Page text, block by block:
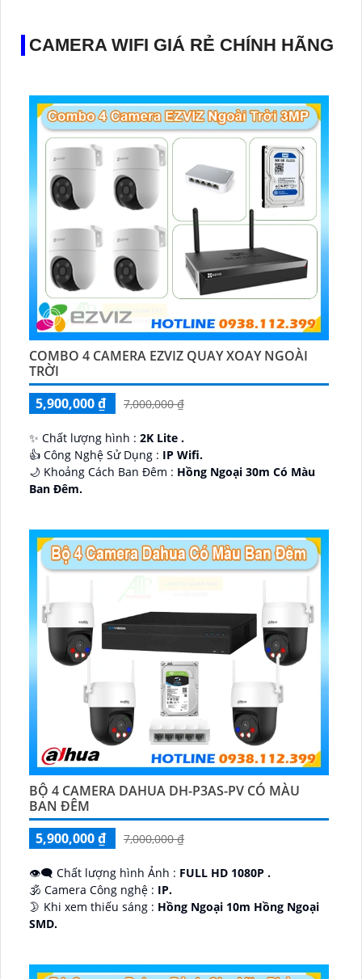
CAMERA WIFI GIÁ RẺ CHÍNH HÃNG
COMBO 4 CAMERA EZVIZ QUAY XOAY NGOÀI
TRỜI
5,900,000 ₫
7,000,000 ₫
✨ Chất lượng hình : 2K Lite .
👍 Công Nghệ Sử Dụng : IP Wifi.
🌙 Khoảng Cách Ban Đêm : Hồng Ngoại 30m Có Màu
Ban Ðêm.
BỘ 4 CAMERA DAHUA DH-P3AS-PV CÓ MÀU
BAN ĐÊM
5,900,000 ₫
7,000,000 ₫
👁️‍🗨 Chất lượng hình Ảnh : FULL HD 1080P .
🕉️ Camera Công nghệ : IP.
🌛 Khi xem thiếu sáng : Hồng Ngoại 10m Hồng Ngoại
SMD.